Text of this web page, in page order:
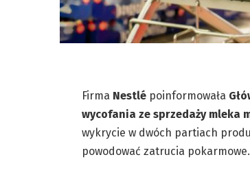
Firma Nestlépoinformowała
wycofania ze sprzedaży mleka
wykrycie w dwóch partiach
powodować zatrucia pokarmowe.